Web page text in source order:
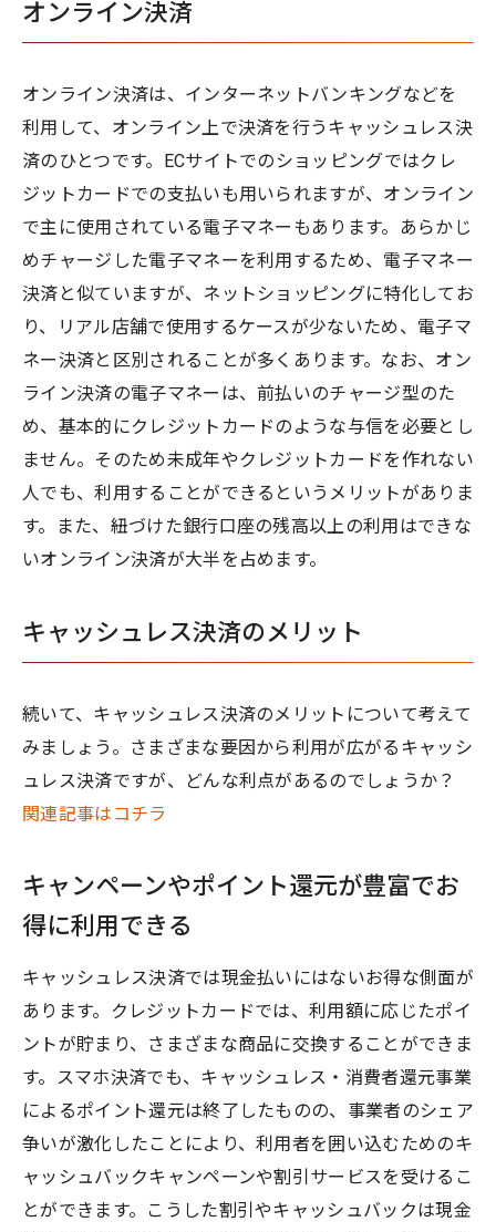
オンライン決済
オンライン決済は、インターネットバンキングなどを
利用して、オンライン上で決済を行うキャッシュレス決
済のひとつです。ECサイトでのショッピングではクレ
ジットカードでの支払いも用いられますが、オンライン
で主に使用されている電子マネーもあります。あらかじ
めチャージした電子マネーを利用するため、電子マネー
決済と似ていますが、ネットショッピングに特化してお
り、リアル店舗で使用するケースが少ないため、電子マ
ネー決済と区別されることが多くあります。なお、オン
ライン決済の電子マネーは、前払いのチャージ型のた
め、基本的にクレジットカードのような与信を必要とし
ません。そのため未成年やクレジットカードを作れない
人でも、利用することができるというメリットがありま
す。また、紐づけた銀行口座の残高以上の利用はできな
いオンライン決済が大半を占めます。
キャッシュレス決済のメリット
続いて、キャッシュレス決済のメリットについて考えて
みましょう。さまざまな要因から利用が広がるキャッシ
ュレス決済ですが、どんな利点があるのでしょうか？
関連記事はコチラ
キャンペーンやポイント還元が豊富でお
得に利用できる
キャッシュレス決済では現金払いにはないお得な側面が
あります。クレジットカードでは、利用額に応じたポイ
ントが貯まり、さまざまな商品に交換することができま
す。スマホ決済でも、キャッシュレス・消費者還元事業
によるポイント還元は終了したものの、事業者のシェア
争いが激化したことにより、利用者を囲い込むためのキ
ャッシュバックキャンペーンや割引サービスを受けるこ
とができます。こうした割引やキャッシュバックは現金